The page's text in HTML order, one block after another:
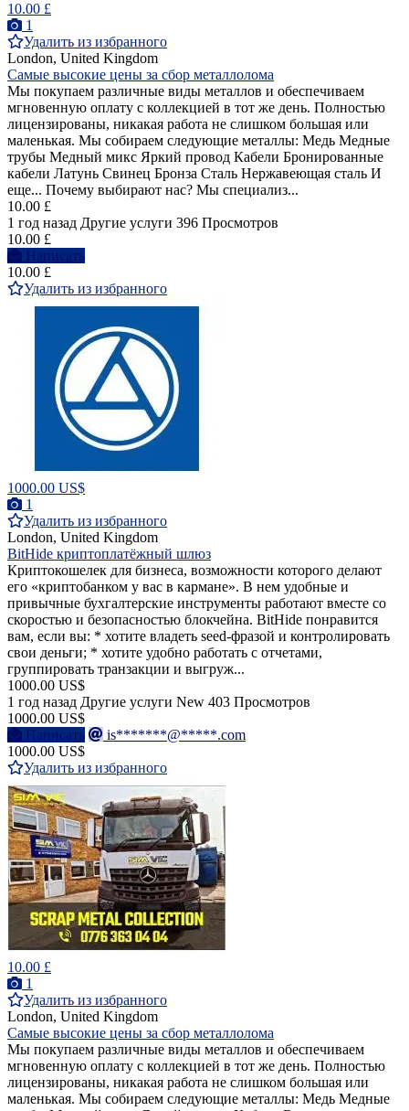
10.00 £
1
Удалить из избранного
London, United Kingdom
Самые высокие цены за сбор металлолома
Мы покупаем различные виды металлов и обеспечиваем
мгновенную оплату с коллекцией в тот же день. Полностью
лицензированы, никакая работа не слишком большая или
маленькая. Мы собираем следующие металлы: Медь Медные
трубы Медный микс Яркий провод Кабели Бронированные
кабели Латунь Свинец Бронза Сталь Нержавеющая сталь И
еще... Почему выбирают нас? Мы специализ...
10.00 £
1 год назад Другие услуги 396 Просмотров
10.00 £
Написать
10.00 £
Удалить из избранного
1000.00 US$
1
Удалить из избранного
London, United Kingdom
BitHide криптоплатёжный шлюз
Криптокошелек для бизнеса, возможности которого делают
его «криптобанком у вас в кармане». В нем удобные и
привычные бухгалтерские инструменты работают вместе со
скоростью и безопасностью блокчейна. BitHide понравится
вам, если вы: * хотите владеть seed-фразой и контролировать
свои деньги; * хотите удобно работать с отчетами,
группировать транзакции и выгруж...
1000.00 US$
1 год назад Другие услуги New 403 Просмотров
1000.00 US$
Написать
is*******@*****.com
1000.00 US$
Удалить из избранного
10.00 £
1
Удалить из избранного
London, United Kingdom
Самые высокие цены за сбор металлолома
Мы покупаем различные виды металлов и обеспечиваем
мгновенную оплату с коллекцией в тот же день. Полностью
лицензированы, никакая работа не слишком большая или
маленькая. Мы собираем следующие металлы: Медь Медные